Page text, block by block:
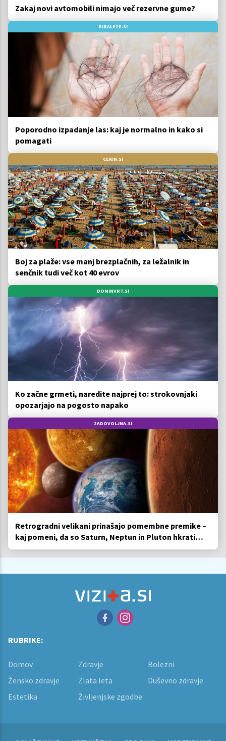
Zakaj novi avtomobili nimajo več rezervne gume?
BIBALEZE.SI
Poporodno izpadanje las: kaj je normalno in kako si
pomagati
CEKIN.SI
Boj za plaže: vse manj brezplačnih, za ležalnik in
senčnik tudi več kot 40 evrov
DOMINVRT.SI
Ko začne grmeti, naredite najprej to: strokovnjaki
opozarjajo na pogosto napako
ZADOVOLJNA.SI
Retrogradni velikani prinašajo pomembne premike –
kaj pomeni, da so Saturn, Neptun in Pluton hkrati
retrogradni?
RUBRIKE:
Domov Zdravje
Bolezni
Žensko zdravje
Zlata leta
Duševno zdravje
Estetika
Življenjske zgodbe